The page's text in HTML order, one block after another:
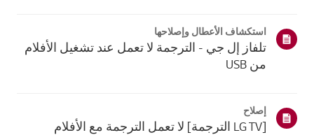
استكشاف الأعطال وإصلاحها
تلفاز إل جي - الترجمة لا تعمل عند تشغيل الأفلام
من USB
إصلاح
[LG TV الترجمة] لا تعمل الترجمة مع الأفلام